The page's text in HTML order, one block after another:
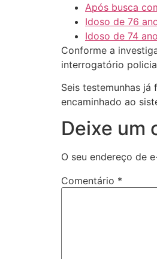
Após busca
Idoso de 76
Idoso de 74
Conforme a
interrogatório
Seis testemunhas
encaminhado ao
Deixe um
O seu endereço de
Comentário *